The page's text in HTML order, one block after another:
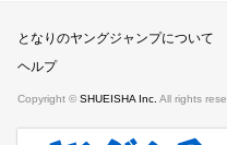
となりのヤングジャンプについて
ヘルプ
Copyright © SHUEISHA Inc. All rights
ヤンジャンプラス